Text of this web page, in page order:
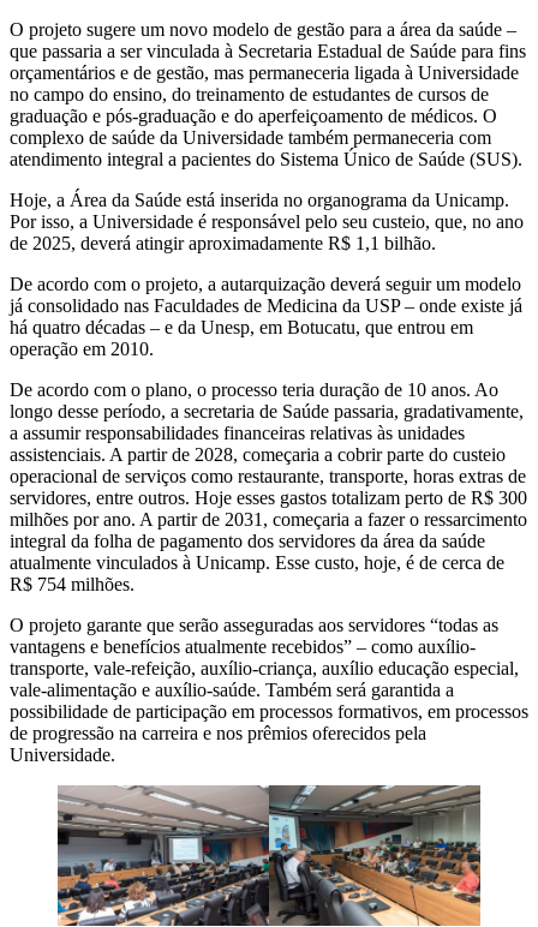
O projeto sugere um novo modelo de gestão para a área da saúde –
que passaria a ser vinculada à Secretaria Estadual de Saúde para fins
orçamentários e de gestão, mas permaneceria ligada à Universidade
no campo do ensino, do treinamento de estudantes de cursos de
graduação e pós-graduação e do aperfeiçoamento de médicos. O
complexo de saúde da Universidade também permaneceria com
atendimento integral a pacientes do Sistema Único de Saúde (SUS).
Hoje, a Área da Saúde está inserida no organograma da Unicamp.
Por isso, a Universidade é responsável pelo seu custeio, que, no ano
de 2025, deverá atingir aproximadamente R$ 1,1 bilhão.
De acordo com o projeto, a autarquização deverá seguir um modelo
já consolidado nas Faculdades de Medicina da USP – onde existe já
há quatro décadas – e da Unesp, em Botucatu, que entrou em
operação em 2010.
De acordo com o plano, o processo teria duração de 10 anos. Ao
longo desse período, a secretaria de Saúde passaria, gradativamente,
a assumir responsabilidades financeiras relativas às unidades
assistenciais. A partir de 2028, começaria a cobrir parte do custeio
operacional de serviços como restaurante, transporte, horas extras de
servidores, entre outros. Hoje esses gastos totalizam perto de R$ 300
milhões por ano. A partir de 2031, começaria a fazer o ressarcimento
integral da folha de pagamento dos servidores da área da saúde
atualmente vinculados à Unicamp. Esse custo, hoje, é de cerca de
R$ 754 milhões.
O projeto garante que serão asseguradas aos servidores “todas as
vantagens e benefícios atualmente recebidos” – como auxílio-
transporte, vale-refeição, auxílio-criança, auxílio educação especial,
vale-alimentação e auxílio-saúde. Também será garantida a
possibilidade de participação em processos formativos, em processos
de progressão na carreira e nos prêmios oferecidos pela
Universidade.